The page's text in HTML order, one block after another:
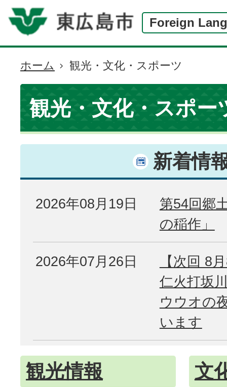
Foreign
現
在
の
位
置
ホーム 観光・文化・スポーツ
観光・文化・スポー
新着情
2026年08月19日
第54回郷
の稲作」
2026年07月26日
【次回 8
仁火打坂
ウウオの
います
観光情報 文